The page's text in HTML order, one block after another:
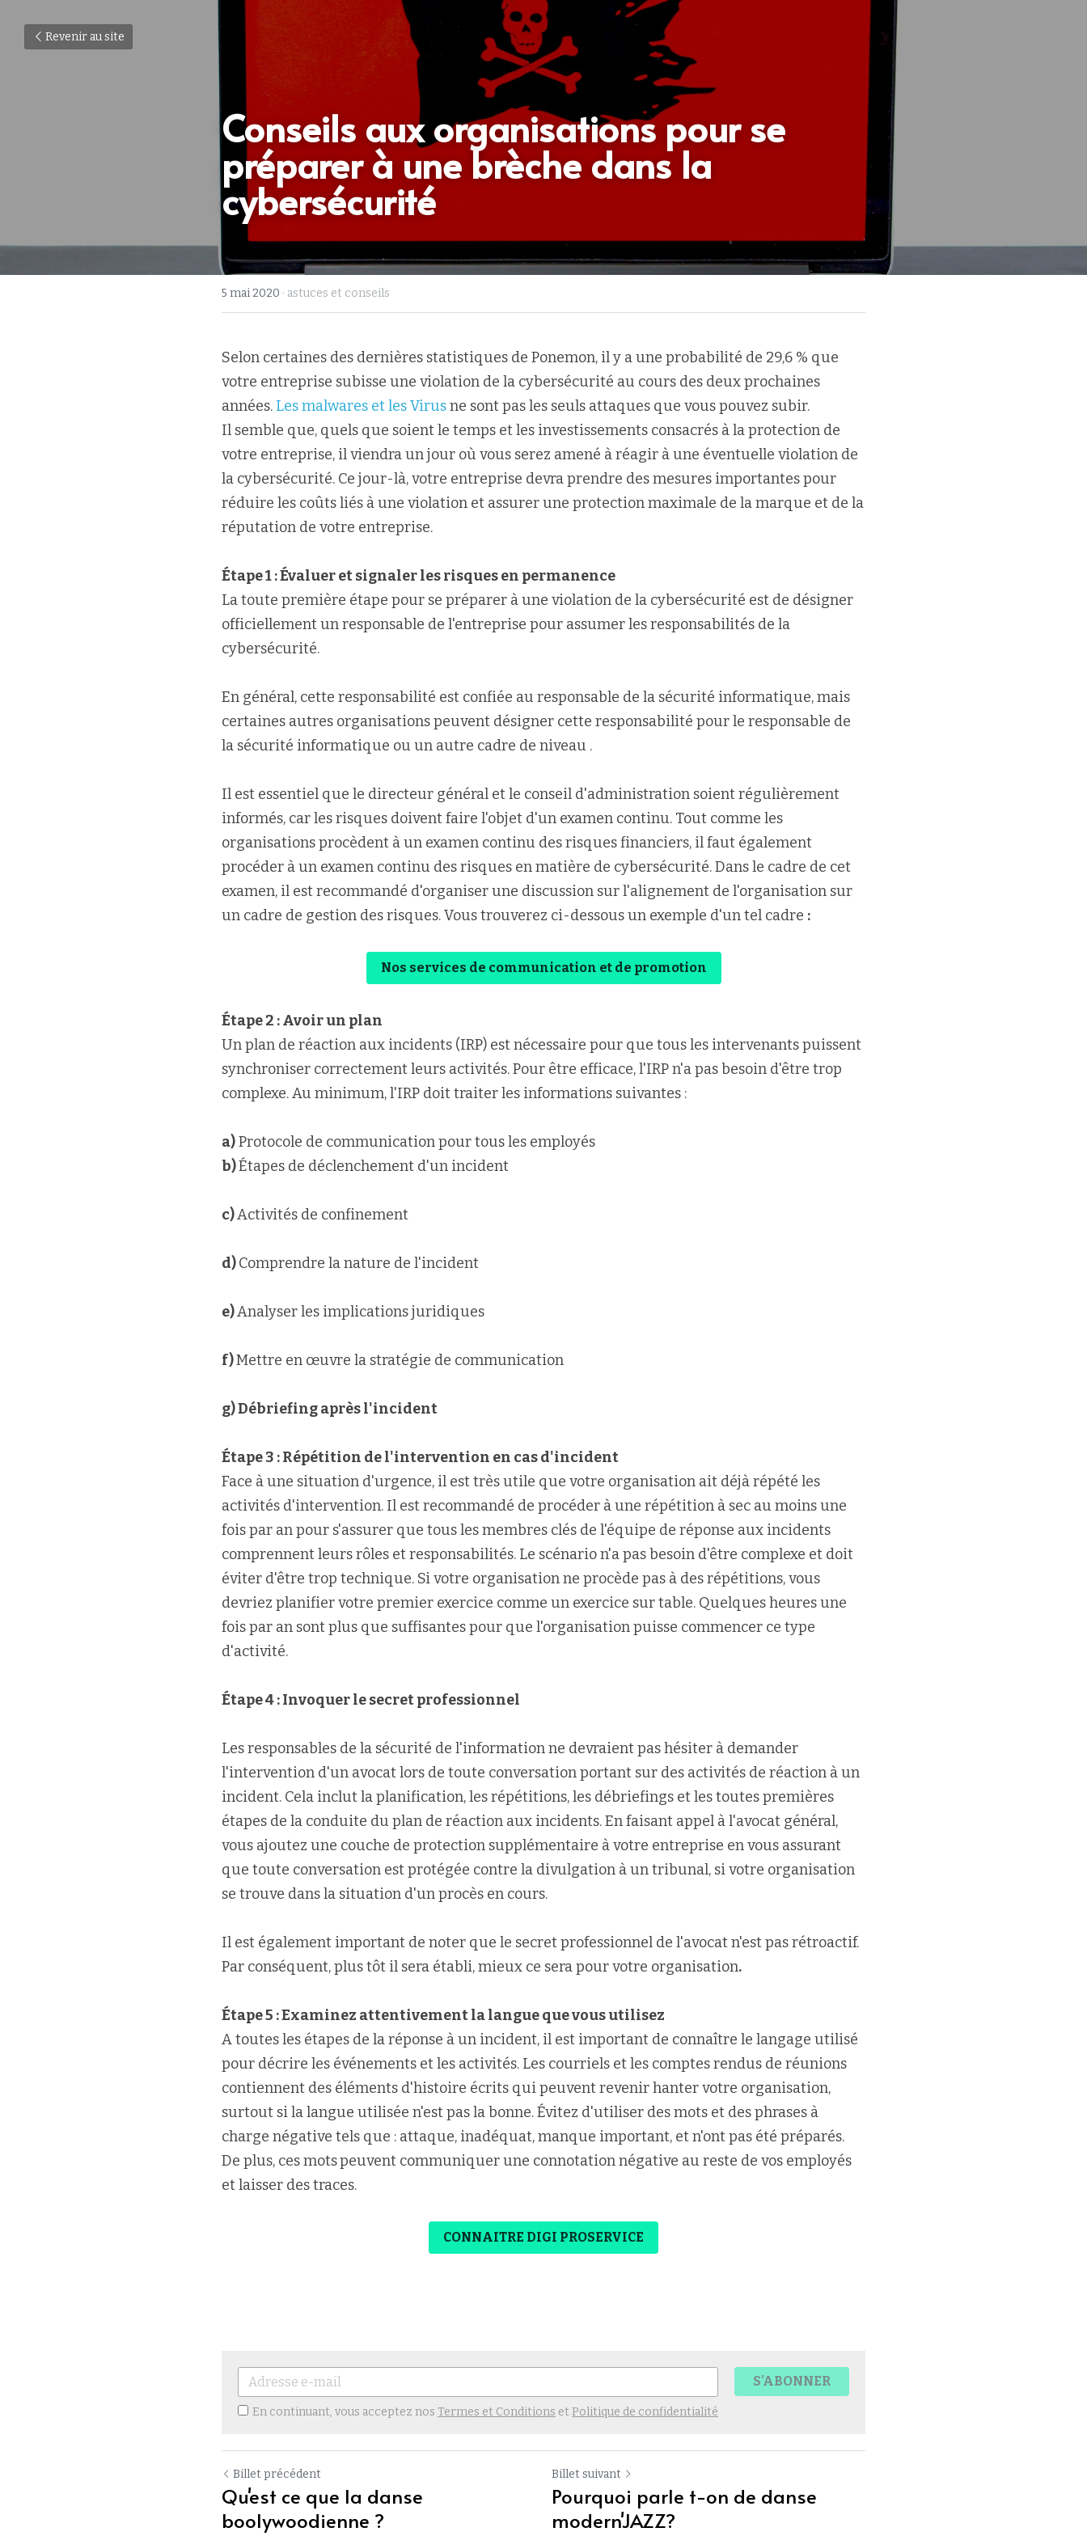
Revenir au site
Conseils aux organisations pour se
préparer à une brèche dans la
cybersécurité
5 mai 2020 · astuces et conseils
Selon certaines des dernières statistiques de Ponemon, il y a une probabilité de 29,6 % que
votre entreprise subisse une violation de la cybersécurité au cours des deux prochaines
années. Les malwares et les Virus ne sont pas les seuls attaques que vous pouvez subir.
Il semble que, quels que soient le temps et les investissements consacrés à la protection de
votre entreprise, il viendra un jour où vous serez amené à réagir à une éventuelle violation de
la cybersécurité. Ce jour-là, votre entreprise devra prendre des mesures importantes pour
réduire les coûts liés à une violation et assurer une protection maximale de la marque et de la
réputation de votre entreprise.
Étape 1 : Évaluer et signaler les risques en permanence
La toute première étape pour se préparer à une violation de la cybersécurité est de désigner
officiellement un responsable de l'entreprise pour assumer les responsabilités de la
cybersécurité.
En général, cette responsabilité est confiée au responsable de la sécurité informatique, mais
certaines autres organisations peuvent désigner cette responsabilité pour le responsable de
la sécurité informatique ou un autre cadre de niveau .
Il est essentiel que le directeur général et le conseil d'administration soient régulièrement
informés, car les risques doivent faire l'objet d'un examen continu. Tout comme les
organisations procèdent à un examen continu des risques financiers, il faut également
procéder à un examen continu des risques en matière de cybersécurité. Dans le cadre de cet
examen, il est recommandé d'organiser une discussion sur l'alignement de l'organisation sur
un cadre de gestion des risques. Vous trouverez ci-dessous un exemple d'un tel cadre :
Nos services de communication et de promotion
Étape 2 : Avoir un plan
Un plan de réaction aux incidents (IRP) est nécessaire pour que tous les intervenants puissent
synchroniser correctement leurs activités. Pour être efficace, l'IRP n'a pas besoin d'être trop
complexe. Au minimum, l'IRP doit traiter les informations suivantes :
a) Protocole de communication pour tous les employés
b) Étapes de déclenchement d'un incident
c) Activités de confinement
d) Comprendre la nature de l'incident
e) Analyser les implications juridiques
f) Mettre en œuvre la stratégie de communication
g) Débriefing après l'incident
Étape 3 : Répétition de l'intervention en cas d'incident
Face à une situation d'urgence, il est très utile que votre organisation ait déjà répété les
activités d'intervention. Il est recommandé de procéder à une répétition à sec au moins une
fois par an pour s'assurer que tous les membres clés de l'équipe de réponse aux incidents
comprennent leurs rôles et responsabilités. Le scénario n'a pas besoin d'être complexe et doit
éviter d'être trop technique. Si votre organisation ne procède pas à des répétitions, vous
devriez planifier votre premier exercice comme un exercice sur table. Quelques heures une
fois par an sont plus que suffisantes pour que l'organisation puisse commencer ce type
d'activité.
Étape 4 : Invoquer le secret professionnel
Les responsables de la sécurité de l'information ne devraient pas hésiter à demander
l'intervention d'un avocat lors de toute conversation portant sur des activités de réaction à un
incident. Cela inclut la planification, les répétitions, les débriefings et les toutes premières
étapes de la conduite du plan de réaction aux incidents. En faisant appel à l'avocat général,
vous ajoutez une couche de protection supplémentaire à votre entreprise en vous assurant
que toute conversation est protégée contre la divulgation à un tribunal, si votre organisation
se trouve dans la situation d'un procès en cours.
Il est également important de noter que le secret professionnel de l'avocat n'est pas rétroactif.
Par conséquent, plus tôt il sera établi, mieux ce sera pour votre organisation.
Étape 5 : Examinez attentivement la langue que vous utilisez
A toutes les étapes de la réponse à un incident, il est important de connaître le langage utilisé
pour décrire les événements et les activités. Les courriels et les comptes rendus de réunions
contiennent des éléments d'histoire écrits qui peuvent revenir hanter votre organisation,
surtout si la langue utilisée n'est pas la bonne. Évitez d'utiliser des mots et des phrases à
charge négative tels que : attaque, inadéquat, manque important, et n'ont pas été préparés.
De plus, ces motspeuvent communiquer une connotation négative au reste de vos employés
et laisser des traces.
CONNAITRE DIGI PROSERVICE
S'ABONNER
En continuant, vous acceptez nos Termes et Conditions et Politique de confidentialité
Billet précédent
Qu'est ce que la danse
boolywoodienne ?
Billet suivant
Pourquoi parle t-on de danse
modern'JAZZ?